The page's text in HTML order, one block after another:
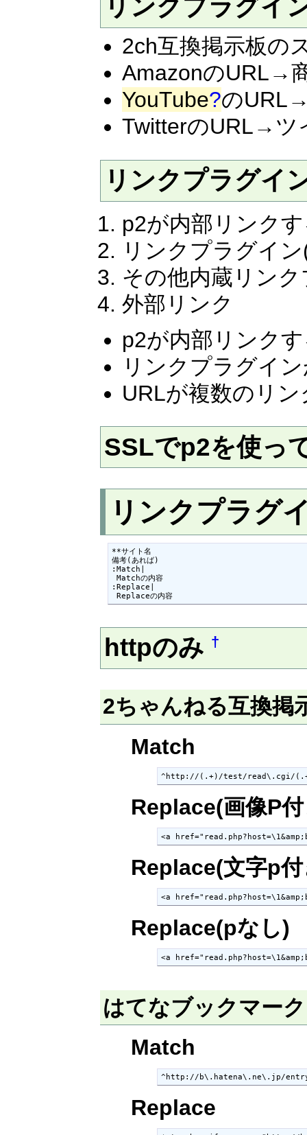
リンクプラグイ
2ch互換掲示板の
AmazonのURL→
YouTube?の
TwitterのURL→ツ
リンクプラグイ
p2が内部リンク
リンクプラグイ
その他内蔵リン
外部リンク
p2が内部リンク
リンクプラグイ
URLが複数のリ
SSLでp2を使っ
リンクプラグ
**サイト名
備考(あれば)
:Match|
Matchの内容
:Replace|
Replaceの内容
httpのみ †
2ちゃんねる互換掲
Match
^http://(.+)/test/read\.cgi/
Replace(画像P
<a
Replace(文字p
<a
Replace(pなし)
<a
はてなブックマー
Match
^http://b\.hatena\.ne\.jp/
Replace